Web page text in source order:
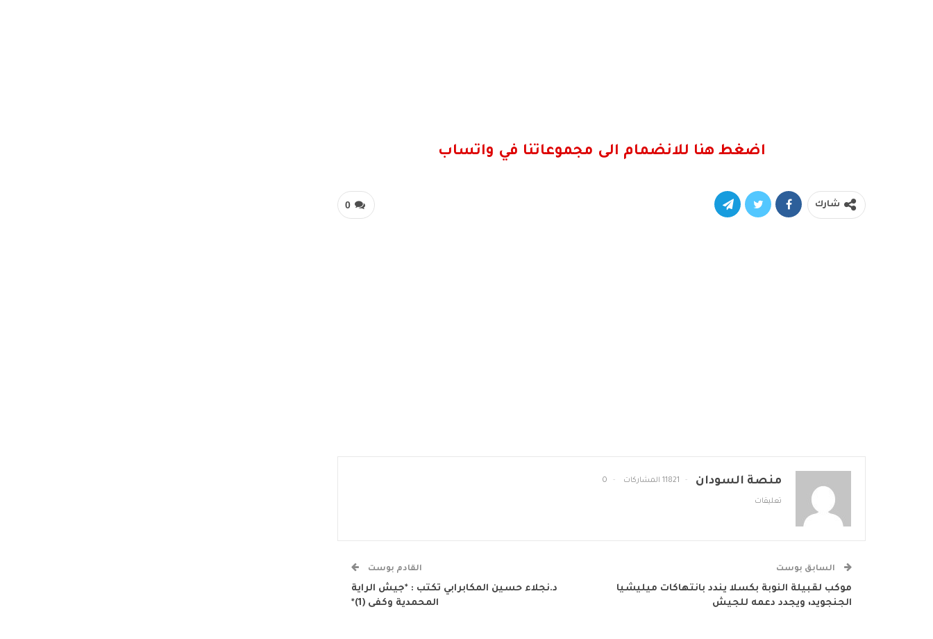
اضغط هنا للانضمام الى مجموعاتنا في واتساب
0 شارك
منصة السودان 11821 المشاركات 0
تعليقات
السابق بوست
موكب لقبيلة النوبة بكسلا يندد بانتهاكات ميليشيا
الجنجويد، ويجدد دعمه للجيش
القادم بوست
د.نجلاء حسين المكابرابي تكتب : *جيش الراية
المحمدية وكفى (1)*